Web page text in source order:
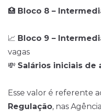
🏥 Bloco 8 –
📈 Bloco 9 –
vagas
💸 Salários iniciais de
Esse valor é referente
Regulação, nas